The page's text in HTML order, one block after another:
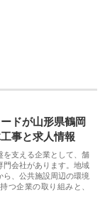
ドが山形県鶴岡
事と求人情報
を支える企業として、舗
門会社があります。地域
ら、公共施設周辺の環境
つ企業の取り組みと、